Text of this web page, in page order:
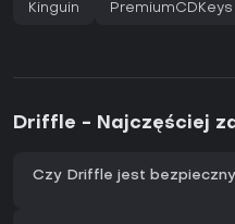
Kinguin PremiumCDKeys
Driffle - Najczęściej
Czy Driffle jest